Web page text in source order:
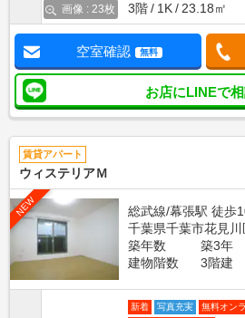
画像 : 23枚
3階
1K 23.18㎡
空室確認 無料
お店にLINEで
賃貸アパート
ウィステリアＭ
NEW
総武線/幕張駅 徒歩
千葉県千葉市花見川
築年数
築3年
建物階数
3階建
新着 写真充実
無料オン